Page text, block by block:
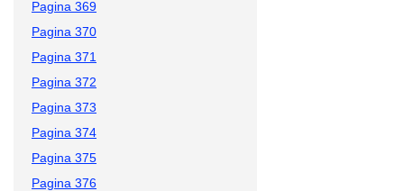
Pagina 369
Pagina 370
Pagina 371
Pagina 372
Pagina 373
Pagina 374
Pagina 375
Pagina 376